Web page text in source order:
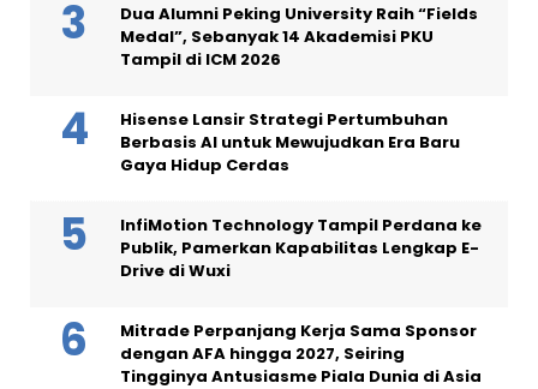
Dua Alumni Peking University Raih “Fields
Medal”, Sebanyak 14 Akademisi PKU
Tampil di ICM 2026
Hisense Lansir Strategi Pertumbuhan
Berbasis AI untuk Mewujudkan Era Baru
Gaya Hidup Cerdas
InfiMotion Technology Tampil Perdana ke
Publik, Pamerkan Kapabilitas Lengkap E-
Drive di Wuxi
Mitrade Perpanjang Kerja Sama Sponsor
dengan AFA hingga 2027, Seiring
Tingginya Antusiasme Piala Dunia di Asia